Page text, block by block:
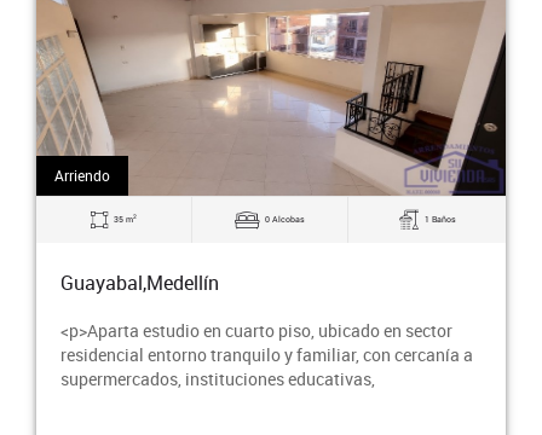
Arriendo
20 m2 1 Alcobas 1 Baños
Guayabal,Medellín
<p>Apartaestudio en primer piso, con posibilidad
parqueo para moto en reja externa, sector residencial,
transporte público y supermercados cercanos.</